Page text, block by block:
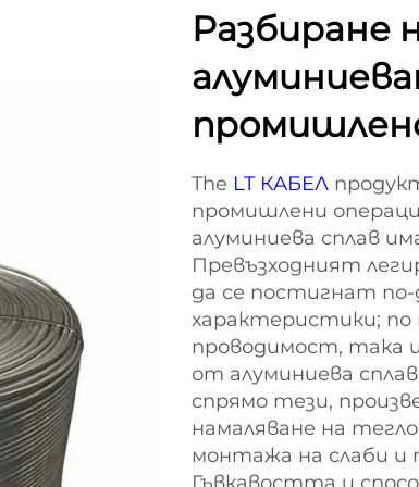
Разбиране
The LT КАБЕЛ
промишлени
алуминиева сплав
Превъзходният
да се постигнат по-
характеристики;
проводимост, така
от алуминиева
спрямо тези,
намаляване на
монтажа на слаби